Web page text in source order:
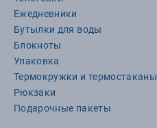
Ежедневники
Бутылки для воды
Блокноты
Упаковка
Термокружки и термостаканы
Рюкзаки
Подарочные пакеты